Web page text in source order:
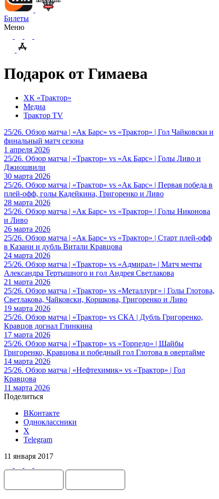
Билеты
Меню
Подарок от Гимаева
ХК «Трактор»
Медиа
Трактор TV
25/26. Обзор матча | «Ак Барс» vs «Трактор» | Гол Чайковски и
финальный матч сезона
1 апреля 2026
25/26. Обзор матча | «Трактор» vs «Ак Барс» | Голы Ливо и
Джиошвили
30 марта 2026
25/26. Обзор матча | «Трактор» vs «Ак Барс» | Первая победа в
плей-офф, голы Кадейкина, Григоренко и Ливо
28 марта 2026
25/26. Обзор матча | «Ак Барс» vs «Трактор» | Голы Никонова
и Ливо
26 марта 2026
25/26. Обзор матча | «Ак Барс» vs «Трактор» | Старт плей-офф
в Казани и дубль Витали Кравцова
24 марта 2026
25/26. Обзор матча | «Трактор» vs «Адмирал» | Матч мечты
Александра Тертышного и гол Андрея Светлакова
21 марта 2026
25/26. Обзор матча | «Трактор» vs «Металлург» | Голы Глотова,
Светлакова, Чайковски, Коршкова, Григоренко и Ливо
19 марта 2026
25/26. Обзор матча | «Трактор» vs СКА | Дубль Григоренко,
Кравцов догнал Глинкина
17 марта 2026
25/26. Обзор матча | «Трактор» vs «Торпедо» | Шайбы
Григоренко, Кравцова и победный гол Глотова в овертайме
14 марта 2026
25/26. Обзор матча | «Нефтехимик» vs «Трактор» | Гол
Кравцова
11 марта 2026
Поделиться
ВКонтакте
Одноклассники
X
Telegram
11 января 2017